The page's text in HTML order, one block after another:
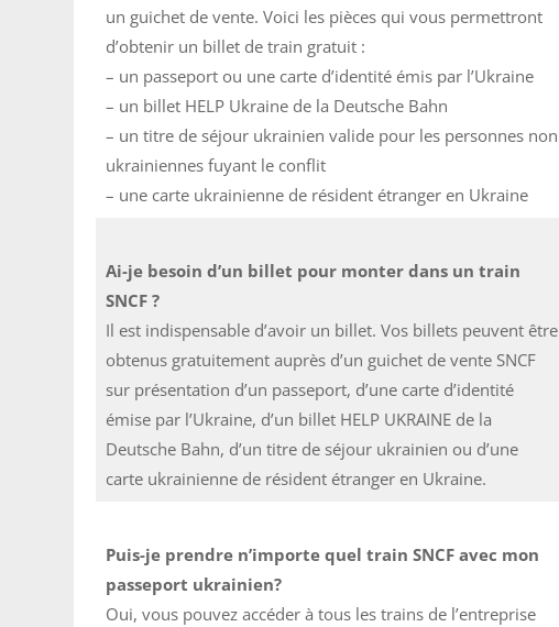
un guichet de vente. Voici les pièces qui vous permettront
d’obtenir un billet de train gratuit :
– un passeport ou une carte d’identité émis par l’Ukraine
– un billet HELP Ukraine de la Deutsche Bahn
– un titre de séjour ukrainien valide pour les personnes non
ukrainiennes fuyant le conflit
– une carte ukrainienne de résident étranger en Ukraine
Ai-je besoin d’un billet pour monter dans un train
SNCF ?
Il est indispensable d’avoir un billet. Vos billets peuvent être
obtenus gratuitement auprès d’un guichet de vente SNCF
sur présentation d’un passeport, d’une carte d’identité
émise par l’Ukraine, d’un billet HELP UKRAINE de la
Deutsche Bahn, d’un titre de séjour ukrainien ou d’une
carte ukrainienne de résident étranger en Ukraine.
Puis-je prendre n’importe quel train SNCF avec mon
passeport ukrainien?
Oui, vous pouvez accéder à tous les trains de l’entreprise